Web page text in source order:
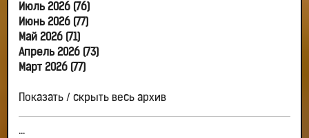
Июль 2026 (76)
Июнь 2026 (77)
Май 2026 (71)
Апрель 2026 (73)
Март 2026 (77)
Показать / скрыть весь архив
...